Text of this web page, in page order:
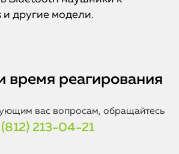
и другие модели.
время реагирования
вас вопросам, обращайтесь
(812) 213-04-21